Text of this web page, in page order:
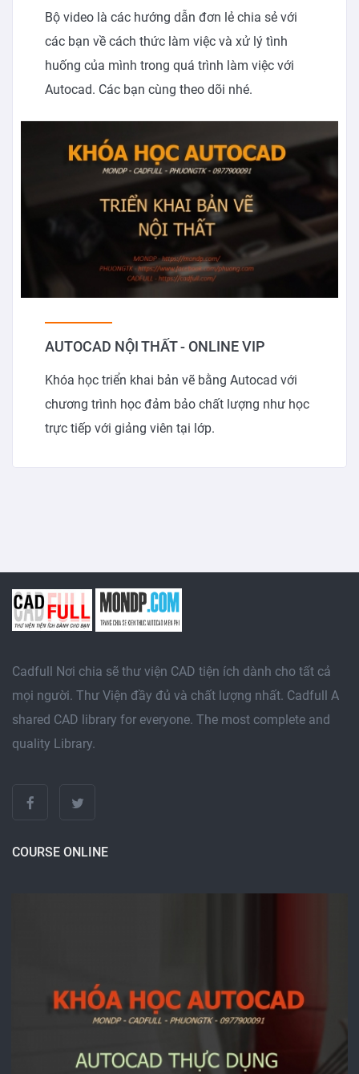
Bộ video là các hướng dẫn đơn lẻ chia sẻ với
các bạn về cách thức làm việc và xử lý tình
huống của mình trong quá trình làm việc với
Autocad. Các bạn cùng theo dõi nhé.
AUTOCAD NỘI THẤT - ONLINE VIP
Khóa học triển khai bản vẽ bằng Autocad với
chương trình học đảm bảo chất lượng như học
trực tiếp với giảng viên tại lớp.
Cadfull Nơi chia sẽ thư viện CAD tiện ích dành cho tất cả
mọi người. Thư Viện đầy đủ và chất lượng nhất. Cadfull A
shared CAD library for everyone. The most complete and
quality Library.
COURSE ONLINE